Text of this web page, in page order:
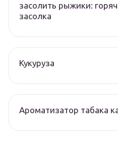
засолить рыжики:
засолка
Кукуруза
Ароматизатор табака